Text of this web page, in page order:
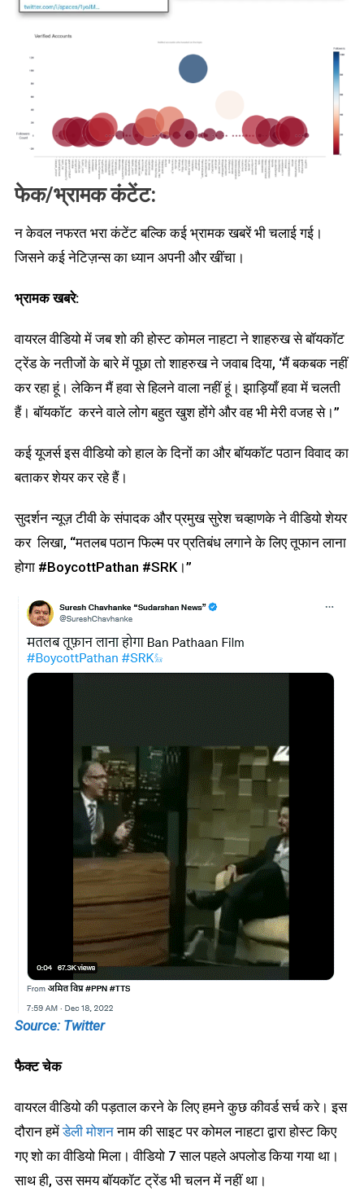
फेक/भ्रामककंटेंट:
न केवल नफरत भरा कंटेंट बल्कि कई भ्रामक खबरें भी चलाई गई।
जिसने कई नेटिज़न्स का ध्यान अपनी और खींचा।
भ्रामकखबरे:
वायरल वीडियो में जब शो की होस्ट कोमल नाहटा ने शाहरुख से बॉयकॉट
ट्रेंड के नतीजों के बारे में पूछा तो शाहरुख ने जवाब दिया, ‘मैं बकबक नहीं
कर रहा हूं। लेकिन मैं हवा से हिलने वाला नहीं हूं। झाड़ियाँ हवा में चलती
हैं। बॉयकॉट करने वाले लोग बहुत खुश होंगे और वह भी मेरी वजह से।”
कई यूजर्स इस वीडियो को हाल के दिनों का और बॉयकॉट पठान विवाद का
बताकर शेयर कर रहे हैं।
सुदर्शन न्यूज़ टीवी के संपादक और प्रमुख सुरेश चव्हाणके ने वीडियो शेयर
कर लिखा, “मतलब पठान फिल्म पर प्रतिबंध लगाने के लिए तूफान लाना
होगा #BoycottPathan #SRK।”
Source: Twitter
फैक्ट चेक
वायरल वीडियो की पड़ताल करने के लिए हमने कुछ कीवर्ड सर्च करे। इस
दौरान हमेंडेली मोशननाम की साइट पर कोमल नाहटा द्वारा होस्ट किए
गए शो का वीडियो मिला। वीडियो 7 साल पहले अपलोड किया गया था।
साथ ही, उस समय बॉयकॉट ट्रेंड भी चलन में नहीं था।